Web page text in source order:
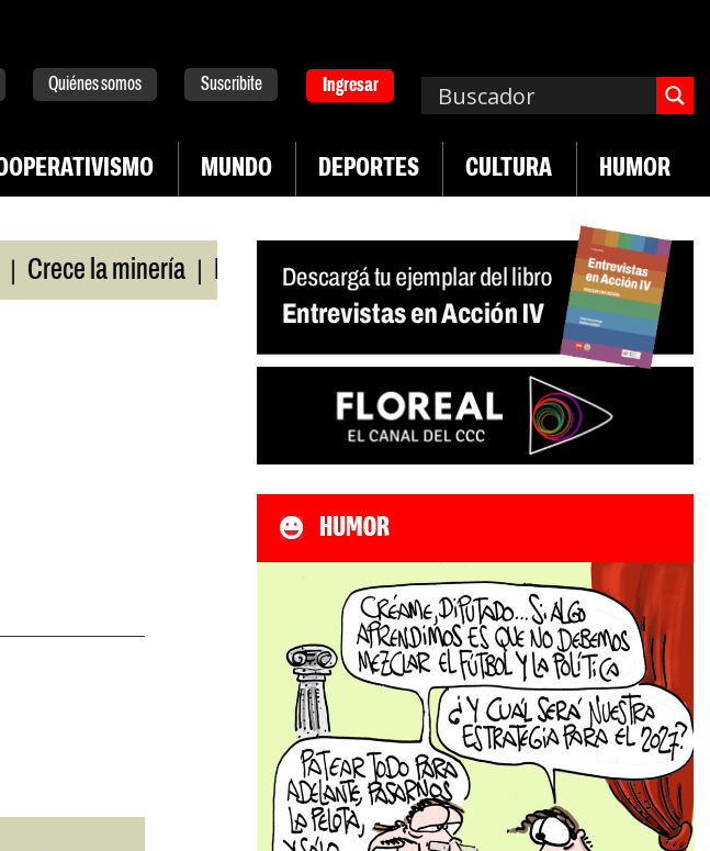
Quiénes somos Suscribite Ingresar
MUNDO DEPORTES CULTURA HUMOR
la minería | La Pampa. Emergencia en salud mental | Los 43
HUMOR